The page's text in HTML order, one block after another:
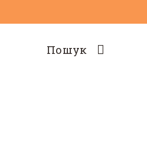
Пошук